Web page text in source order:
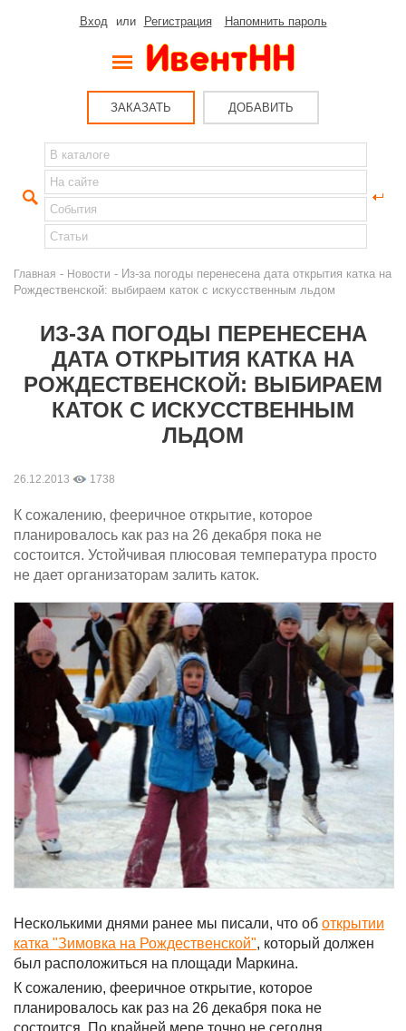
Вход или Регистрация Напомнить пароль
ЗАКАЗАТЬ ДОБАВИТЬ
Главная - Новости - Из-за погоды перенесена дата открытия катка на
Рождественской: выбираем каток с искусственным льдом
ИЗ-ЗА ПОГОДЫ ПЕРЕНЕСЕНА
ДАТА ОТКРЫТИЯ КАТКА НА
РОЖДЕСТВЕНСКОЙ: ВЫБИРАЕМ
КАТОК С ИСКУССТВЕННЫМ
ЛЬДОМ
26.12.2013 1738
К сожалению, фееричное открытие, которое
планировалось как раз на 26 декабря пока не
состоится. Устойчивая плюсовая температура просто
не дает организаторам залить каток.
Несколькими днями ранее мы писали, что об открытии
катка "Зимовка на Рождественской", который должен
был расположиться на площади Маркина.
К сожалению, фееричное открытие, которое
планировалось как раз на 26 декабря пока не
состоится. По крайней мере точно не сегодня.